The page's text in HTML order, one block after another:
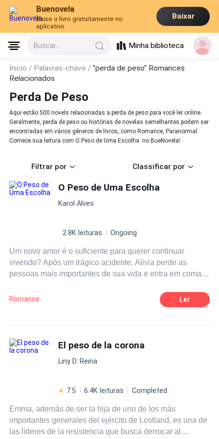
Buenovela
Baixe o livro gratuitamente no
aplicativo
Baixar
Buscar... Minha biblioteca
Inicio / Palavras-chave /"perda de peso" Romances
Relacionados
Perda De Peso
Aqui estão 500 novels relacionadas a perda de peso para você ler online.
Geralmente, perda de peso ou histórias de novelas semelhantes podem ser
encontradas em vários gêneros de livros, como Romance, Paranormal.
Comece sua leitura com O Peso de Uma Escolha no BueNovela!
Filtrar por Classificar por
O Peso de Uma Escolha
Karol Alves
2.8K leituras Ongoing
Um novo amor é o suficiente para querer continuar
vivendo? Após um trágico acidente, Alivia perde as
pessoas mais importantes de sua vida e entra em coma.
realidade é esmagador. Alivia se vê em meio um mar de
caos e depressão, até que a vida lhe da outra chance no
Romance Ler
El peso de la corona
Liny D. Reina
7.5 6.4K leituras Completed
Emma, además de ser la hija de uno de los más
importantes generales del ejército de Lostland, es una de
las líderes de la resistencia que busca derrocar al